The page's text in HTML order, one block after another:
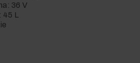
36 V
L